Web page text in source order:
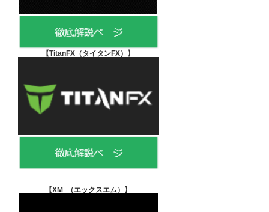
【TitanFX（タイタンFX） 】
【XM （エックスエム） 】